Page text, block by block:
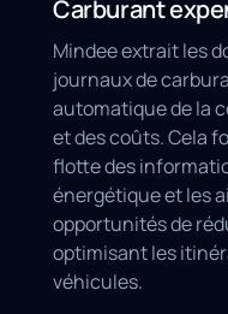
Carburant
Mindee extrait les
journaux de
automatique de la
et des coûts. Cela
flotte des
énergétique et les
opportunités de
optimisant les
véhicules.